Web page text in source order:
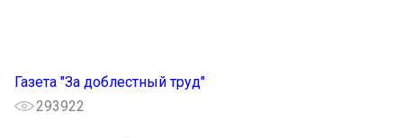
Газета "За доблестный труд"
293922